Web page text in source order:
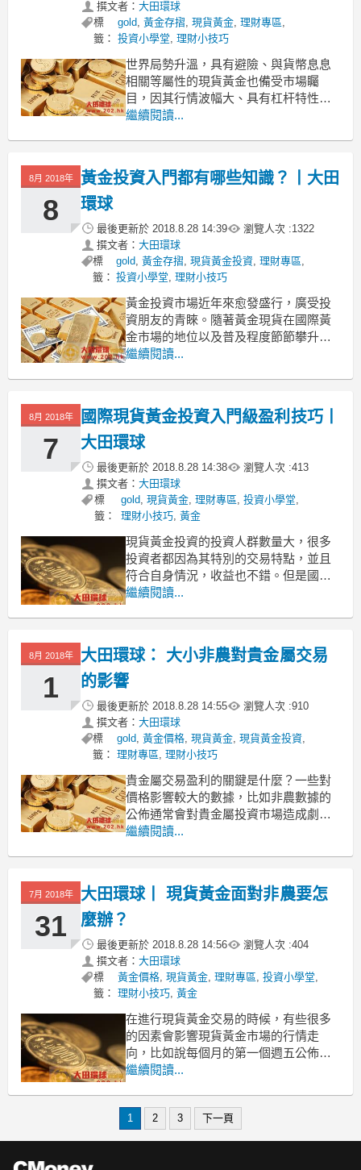
撰文者： 大田環球
標
籤：
gold,黃金存摺,現貨黃金,理財專區,
投資小學堂,理財小技巧
世界局勢升溫，具有避險、與貨幣息息
相關等屬性的現貨黃金也備受市場矚
目，因其行情波幅大、具有杠杆特性等
優點幫助不少投資者獲取了豐厚的收
黃金投資；但要接觸現貨黃金投資，等
於是接觸一門新學問，在瞭解其特性
繼續閱讀...
8月 2018年
8
黃金投資入門都有哪些知識？丨大田
環球
最後更新於 2018.8.28 14:39 瀏覽人次 :1322
撰文者： 大田環球
標
籤：
gold, 黃金存摺, 現貨黃金投資, 理財專區,
投資小學堂, 理財小技巧
黃金投資市場近年來愈發盛行，廣受投
資朋友的青睞。隨著黃金現貨在國際黃
金市場的地位以及普及程度節節攀升，
加入黃金投資行列的投資客日漸增多。
黃金投資入門都有哪些知識需要學習
呢？下面大田小編給大家介紹下黃金投
資入門都有哪些知識，希望對大家
繼續閱讀...
8月 2018年
7
國際現貨黃金投資入門級盈利技巧丨
大田環球
最後更新於 2018.8.28 14:38 瀏覽人次 :413
撰文者： 大田環球
標
籤：
gold, 現貨黃金, 理財專區, 投資小學堂,
理財小技巧, 黃金
現貨黃金投資的投資人群數量大，很多
投資者都因為其特別的交易特點，並且
符合自身情況，收益也不錯。但是國際
現貨黃金投資變化快速投資者也需要一
有哪些呢？投資者可以通過怎樣的方式
來進行投資交易操作呢？
1、熟知投資規則
繼續閱讀...
8月 2018年
1
大田環球： 大小非農對貴金屬交易
的影響
最後更新於 2018.8.28 14:55 瀏覽人次 :910
撰文者： 大田環球
標
籤：
gold,黃金價格,現貨黃金,現貨黃金投資,
理財專區,理財小技巧
貴金屬交易盈利的關鍵是什麼？一些對
價格影響較大的數據，比如非農數據的
公佈通常會對貴金屬投資市場造成劇烈
波動。非農又有大小非農之分，每個月
編總結一下大小非農對貴金屬交易的影
響。
繼續閱讀...
7月 2018年
31
大田環球丨 現貨黃金面對非農要怎
麼辦？
最後更新於 2018.8.28 14:56 瀏覽人次 :404
撰文者： 大田環球
標
籤：
黃金價格,現貨黃金,理財專區,投資小學堂,
理財小技巧,黃金
在進行現貨黃金交易的時候，有些很多
的因素會影響現貨黃金市場的行情走
向，比如說每個月的第一個週五公佈的
美國非農數據。非農數據就是美國非農
怎麼辦呢？
繼續閱讀...
1 2 3 下一頁